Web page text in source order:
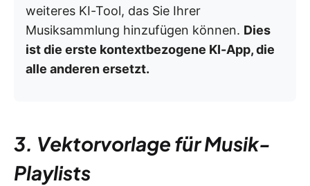
weiteres KI-Tool, das Sie Ihrer
Musiksammlung hinzufügen können. Dies
ist die erste kontextbezogene KI-App, die
alle anderen ersetzt.
3. Vektorvorlage für Musik-
Playlists